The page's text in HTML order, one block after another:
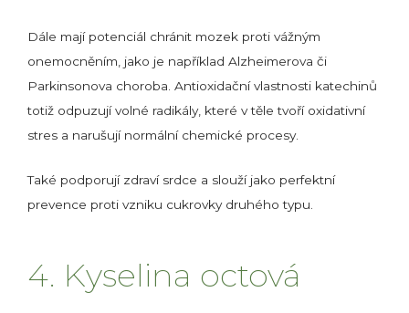
Dále mají potenciál chránit mozek proti vážným
onemocněním, jako je například Alzheimerova či
Parkinsonova choroba. Antioxidační vlastnosti katechinů
totiž odpuzují volné radikály, které v těle tvoří oxidativní
stres a narušují normální chemické procesy.
Také podporují zdraví srdce a slouží jako perfektní
prevence proti vzniku cukrovky druhého typu.
4. Kyselina octová